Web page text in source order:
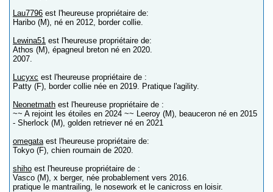
Lau7796 est l'heureuse propriétaire de:
Haribo (M), né en 2012, border collie.
Lewina51 est l'heureuse propriétaire de:
Athos (M), épagneul breton né en 2020.
2007.
Lucyxc est l'heureuse propriétaire de :
Patty (F), border collie née en 2019. Pratique l'agility.
Neonetmath est l'heureuse propriétaire de :
~~ A rejoint les étoiles en 2024 ~~ Leeroy (M), beauceron né en 2015
- Sherlock (M), golden retriever né en 2021
omegataest l'heureuse propriétaire de:
Tokyo (F), chien roumain de 2020.
shiho est l'heureuse propriétaire de :
Vasco (M), x berger, née probablement vers 2016.
pratique le mantrailing, le nosework et le canicross en loisir.